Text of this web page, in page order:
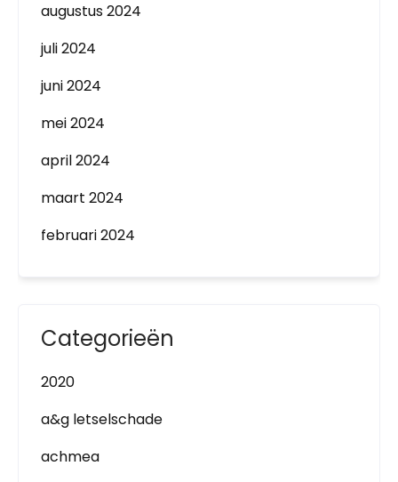
augustus 2024
juli 2024
juni 2024
mei 2024
april 2024
maart 2024
februari 2024
Categorieën
2020
a&g letselschade
achmea